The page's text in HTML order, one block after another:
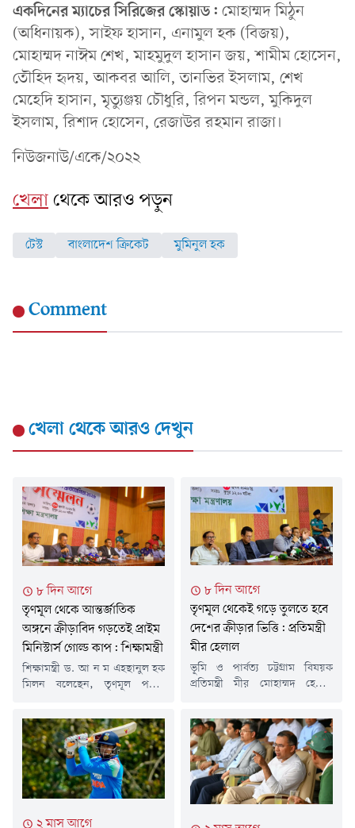
একদিনের ম্যাচের সিরিজের স্কোয়াড: মোহাম্মদ মিঠুন
(অধিনায়ক), সাইফ হাসান, এনামুল হক (বিজয়),
মোহাম্মদ নাঈম শেখ, মাহমুদুল হাসান জয়, শামীম হোসেন,
তৌহিদ হৃদয়, আকবর আলি, তানভির ইসলাম, শেখ
মেহেদি হাসান, মৃত্যুঞ্জয় চৌধুরি, রিপন মন্ডল, মুকিদুল
ইসলাম, রিশাদ হোসেন, রেজাউর রহমান রাজা।
নিউজনাউ/একে/২০২২
খেলাথেকে আরও পড়ুন
টেস্ট বাংলাদেশ ক্রিকেট মুমিনুল হক
Comment
খেলাথেকে আরও দেখুন
৮ দিন আগে
তৃণমূল থেকে আন্তর্জাতিক
অঙ্গনে ক্রীড়াবিদ গড়তেই প্রাইম
মিনিস্টার্স গোল্ড কাপ: শিক্ষামন্ত্রী
শিক্ষামন্ত্রী ড. আ ন ম এহছানুল হক
মিলন বলেছেন, তৃণমূল পর্যায়
বাংলাদেশকে আন্তর্জাতিক অঙ্গনে
প্রতিষ্ঠিত করার লক্ষ্যেই প্রাইম
মিনিস্টার্স গোল্ড কাপ টুর্নামেন্ট
আয়োজন করা হচ্ছে। শিক্ষা ও
খেলাধুলার সমন্বয়ের মাধ্যমে সুস্থ,
দক্ষ ও মেধাবী প্রজন্ম গড়ে তোলাই
৮ দিন আগে
তৃণমূল থেকেই গড়ে তুলতে হবে
দেশের ক্রীড়ার ভিত্তি: প্রতিমন্ত্রী
মীর হেলাল
ভূমি ও পার্বত্য চট্টগ্রাম বিষয়ক
প্রতিমন্ত্রী মীর মোহাম্মদ হেলাল
ভিত্তি যেমন শক্ত না হলে সেটি
টেকসই হয় না, তেমনি দেশের
ক্রীড়াঙ্গনের উন্নয়নেও তৃণমূল পর্যায়
থেকে প্রতিভা গড়ে তোলার বিকল্প
নেই।বৃহস্পতিবার (৩০ জুলাই)
দুপুরে চট্টগ্রাম প্রেস ক্লাবের জুলাই
২ মাস আগে